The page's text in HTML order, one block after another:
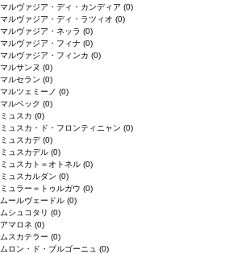
マルヴァジア・ディ・カンディア (0)
マルヴァジア・ディ・ラツィオ (0)
マルヴァジア・ネッラ (0)
マルヴァジア・フィナ (0)
マルヴァジア・フィンカ (0)
マルサンヌ (0)
マルセラン (0)
マルツェミーノ (0)
マルベック (0)
ミュスカ (0)
ミュスカ・ド・フロンティニャン (0)
ミュスカデ(0)
ミュスカデル (0)
ミュスカト＝オトネル (0)
ミュスカルダン (0)
ミュラー＝トゥルガウ (0)
ムールヴェードル (0)
ムシュコタリ (0)
アマロネ (0)
ムスカテラー (0)
ムロン・ド・ブルゴーニュ (0)